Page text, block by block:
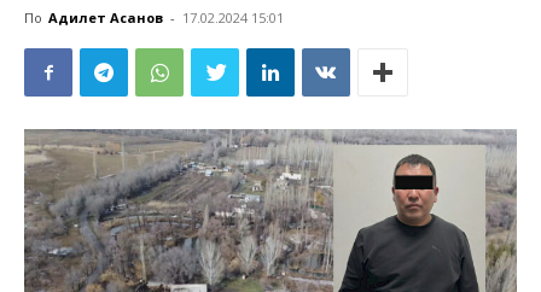
По Адилет Асанов - 17.02.2024 15:01